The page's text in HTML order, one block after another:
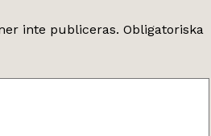
inte publiceras. Obligatoriska